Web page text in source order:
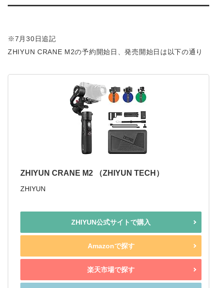
※7月30日追記
ZHIYUN CRANE M2の予約開始日、発売開始日は以下の通り
ZHIYUN CRANE M2 （ZHIYUN TECH）
ZHIYUN
ZHIYUN公式サイトで購入
Amazonで探す
楽天市場で探す